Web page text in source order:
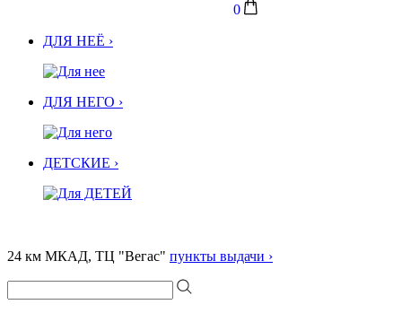
0
ДЛЯ НЕЁ ›
ДЛЯ НЕГО ›
ДЕТСКИЕ ›
24 км МКАД, ТЦ "Вегас" пункты выдачи ›